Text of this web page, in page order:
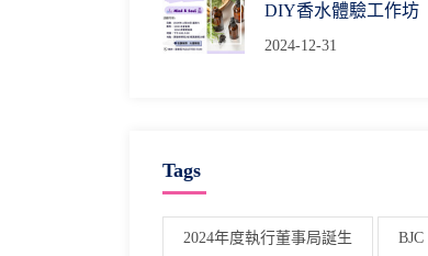
DIY香水體驗工作坊
2024-12-31
Tags
2024年度執行董事局誕生 BJC